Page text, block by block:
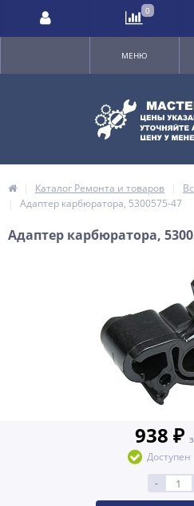
МЕНЮ
Каталог Ремонта и товаров
Адаптер карбюратора, 5300575-47
Адаптер карбюратора,
938 ₽
Доступен
-
0